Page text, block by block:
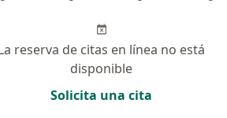
reserva de citas en línea no está
disponible
Solicita una cita